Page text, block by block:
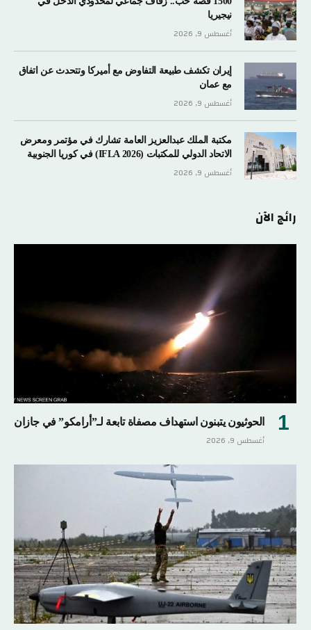
نيجيريا
أغسطس 9, 2026
إيران تكشف طبيعة التفاوض مع أميركا وتتحدث عن اتفاق
مع عمان
أغسطس 9, 2026
مكتبة الملك عبدالعزيز العامة تشارك في مؤتمر ومعرض
الاتحاد الدولي للمكتبات (IFLA 2026) في كوريا الجنوبية
أغسطس 9, 2026
رائج الآن
الحوثيون يتبنون استهداف مصفاة تابعة لـ”أرامكو” في جازان
أغسطس 9, 2026